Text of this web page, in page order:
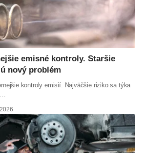
emisné kontroly. Staršie
nový problém
kontroly emisií. Najväčšie riziko sa týka